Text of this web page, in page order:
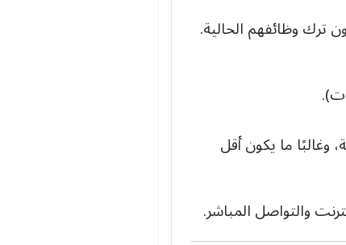
ترك وظائفهم الحالية.
وغالبًا ما يكون أقل
والتواصل المباشر.